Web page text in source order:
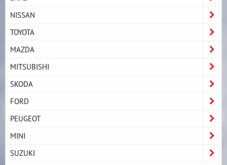
NISSAN
TOYOTA
MAZDA
MITSUBISHI
SKODA
FORD
PEUGEOT
MINI
SUZUKI